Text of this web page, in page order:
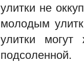
улитки не
молодым
улитки
подсоленной.